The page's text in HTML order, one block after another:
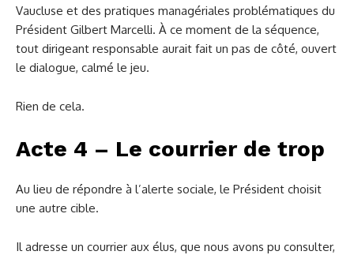
Vaucluse et des pratiques managériales problématiques du
Président Gilbert Marcelli. À ce moment de la séquence,
tout dirigeant responsable aurait fait un pas de côté, ouvert
le dialogue, calmé le jeu.
Rien de cela.
Acte 4 – Le courrier de trop
Au lieu de répondre à l’alerte sociale, le Président choisit
une autre cible.
Il adresse un courrier aux élus, que nous avons pu consulter,